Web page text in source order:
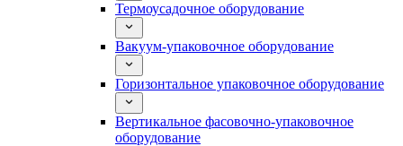
Термоусадочное оборудование
Вакуум-упаковочное оборудование
Горизонтальное упаковочное оборудование
Вертикальное фасовочно-упаковочное
оборудование